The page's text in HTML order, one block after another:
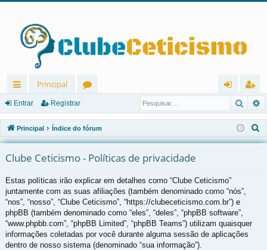
in
ks
rá
pi
d
os
Principal
u
ns
ra
r
eg
ist
ra
Entrar Registrar
Principal Índice do fórum
e
Clube Ceticismo - Políticas de privacidade
Estas políticas irão explicar em detalhes como “Clube Ceticismo”
juntamente com as suas afiliações (também denominado como “nós”,
“nos”, “nosso”, “Clube Ceticismo”, “https://clubeceticismo.com.br”) e
phpBB (também denominado como “eles”, “deles”, “phpBB software”,
“www.phpbb.com”, “phpBB Limited”, “phpBB Teams”) utilizam quaisquer
informações coletadas por você durante alguma sessão de aplicações
dentro de nosso sistema (denominado “sua informação”).